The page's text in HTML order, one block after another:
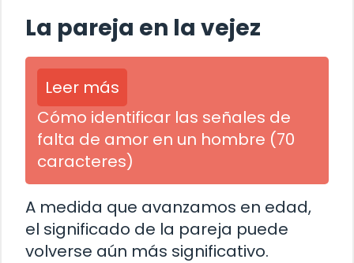
La pareja en la vejez
Leer más
Cómo identificar las señales de
falta de amor en un hombre (70
caracteres)
A medida que avanzamos en edad,
el significado de la pareja puede
volverse aún más significativo.